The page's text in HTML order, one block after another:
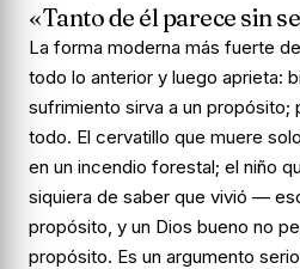
«Tanto de él parece sin
La forma moderna más fuerte
todo lo anterior y luego aprieta:
sufrimiento sirva a un propósito;
todo. El cervatillo que muere
en un incendio forestal; el niño
siquiera de saber que vivió —
propósito, y un Dios bueno no
propósito. Es un argumento